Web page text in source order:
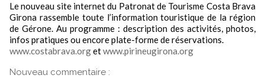
Le nouveau site internet du Patronat de Tourisme Costa Brava
Girona rassemble toute l’information touristique de la région
de Gérone. Au programme : description des activités, photos,
infos pratiques ou encore plate-forme de réservations.
www.costabrava.orgetwww.pirineugirona.org
Nouveau commentaire :